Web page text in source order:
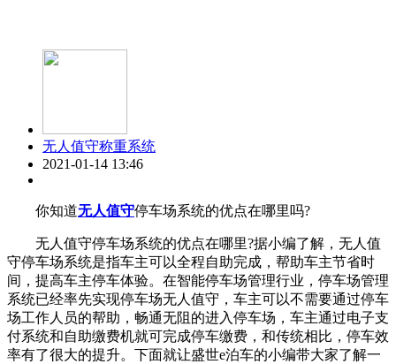
无人值守称重系统
2021-01-14 13:46
你知道无人值守停车场系统的优点在哪里吗?
无人值守停车场系统的优点在哪里?据小编了解，无人值
守停车场系统是指车主可以全程自助完成，帮助车主节省时
间，提高车主停车体验。在智能停车场管理行业，停车场管理
系统已经率先实现停车场无人值守，车主可以不需要通过停车
场工作人员的帮助，畅通无阻的进入停车场，车主通过电子支
付系统和自助缴费机就可完成停车缴费，和传统相比，停车效
率有了很大的提升。下面就让盛世e泊车的小编带大家了解一